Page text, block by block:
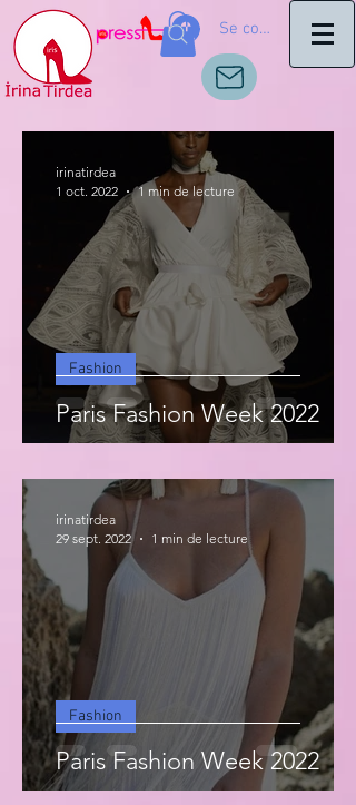
Se connecter
Paris Fashion Week 2022
Fashion
irinatirdea
1 oct. 2022
1 min de lecture
Paris Fashion Week 2022
Fashion
irinatirdea
29 sept. 2022
1 min de lecture